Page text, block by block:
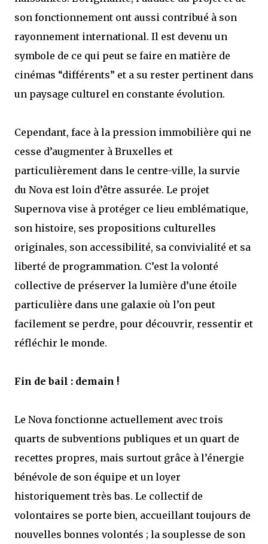
son fonctionnement ont aussi contribué à son
rayonnement international. Il est devenu un
symbole de ce qui peut se faire en matière de
cinémas “différents” et a su rester pertinent dans
un paysage culturel en constante évolution.
Cependant, face à la pression immobilière qui ne
cesse d’augmenter à Bruxelles et
particulièrement dans le centre-ville, la survie
du Nova est loin d’être assurée. Le projet
Supernova vise à protéger ce lieu emblématique,
son histoire, ses propositions culturelles
originales, son accessibilité, sa convivialité et sa
liberté de programmation. C’est la volonté
collective de préserver la lumière d’une étoile
particulière dans une galaxie où l’on peut
facilement se perdre, pour découvrir, ressentir et
réfléchir le monde.
Fin de bail : demain !
Le Nova fonctionne actuellement avec trois
quarts de subventions publiques et un quart de
recettes propres, mais surtout grâce à l’énergie
bénévole de son équipe et un loyer
historiquement très bas. Le collectif de
volontaires se porte bien, accueillant toujours de
nouvelles bonnes volontés ; la souplesse de son